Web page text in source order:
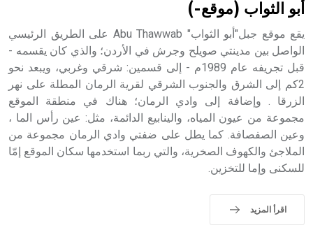
- هل تعلم أن أبجر Abgar اسم معروف جيداً يعود إلى عدد من
الملوك الذين حكموا مدينة إديسا (الرها) من أبجر الأول وحتى
التاسع، وهم ينتسبون إلى أسرة أوسروين
حيث تقتصر القيمة الصوتية للعلامة الك
أبو الثواب (موقع-)
يقع موقع جبل"أبو الثواب" Abu Thawwab على الطريق الرئيسي
الواصل بين مدينتي صويلح وجرش في الأردن؛ والذي كان يقسمه -
قبل تجريفه عام 1989م - إلى قسمين: شرقي وغربي، ويبعد نحو
2كم إلى الشرق والجنوب الشرقي لقرية الرمان المطلة على نهر
الزرقا . وإضافة إلى وادي الرمان؛ هناك في منطقة الموقع
مجموعة من عيون المياه، والينابيع الدائمة، مثل: عين رأس الما ،
وعين الصفصافة. كما يطل على ضفتي وادي الرمان مجموعة من
الملاجئ والكهوف الصخرية، والتي ربما استخدمها سكان الموقع إمّا
للسكنى وإما للتخزين.
اقرأ المزيد